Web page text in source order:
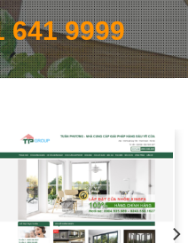
641 9999